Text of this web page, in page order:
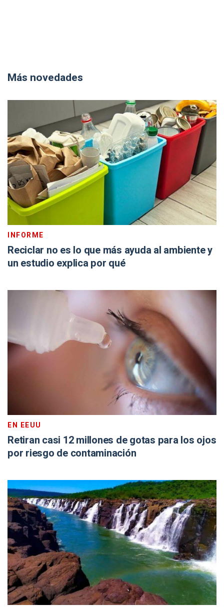
Más novedades
INFORME
Reciclar no es lo que más ayuda al ambiente y
un estudio explica por qué
EN EEUU
Retiran casi 12 millones de gotas para los ojos
por riesgo de contaminación